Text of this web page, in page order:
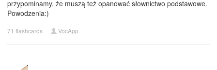
przypominamy, że muszą też opanować słownictwo podstawowe.
Powodzenia:)
71 flashcards VocApp